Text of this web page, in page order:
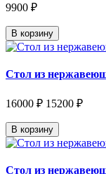
9900 ₽
В корзину
Стол из
16000 ₽ 15200 ₽
В корзину
Стол из